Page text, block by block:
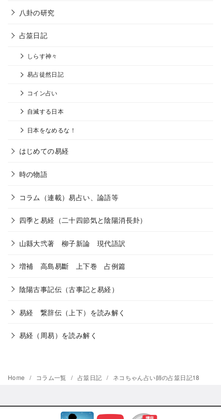
八卦の研究
占筮日記
しらす神々
易占徒然日記
コイン占い
自滅する日本
日本をなめるな！
はじめての易経
時の物語
コラム（連載）易占い、論語等
四季と易経（二十四節気と陰陽消長卦）
山縣大弐著 柳子新論 現代語訳
増補 高島易斷 上下巻 占例篇
陰陽古事記伝（古事記と易経）
易経 繋辞伝（上下）を読み解く
易経（周易）を読み解く
Home コラム一覧 占筮日記 ネコちゃん占い師の占筮日記18